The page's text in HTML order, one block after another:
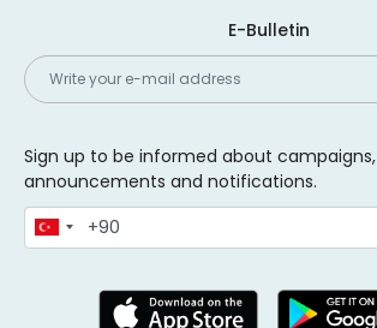
E-Bulletin
Sign up to be informed about campaigns,
announcements and notifications.